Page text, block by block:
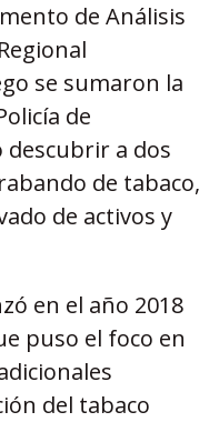
de Análisis
se sumaron la
de
a dos
de tabaco,
de activos y
en el año 2018
puso el foco en
del tabaco